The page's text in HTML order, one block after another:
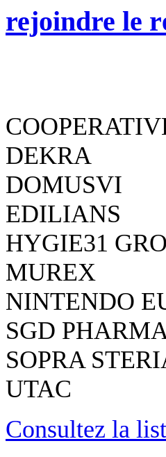
rejoindre le
DEKRA
DOMUSVI
EDILIANS
HYGIE31
MUREX
NINTENDO
SGD
SOPRA
UTAC
Consultez la